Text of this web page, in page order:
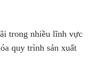
trong nhiều lĩnh vực
quy trình sản xuất